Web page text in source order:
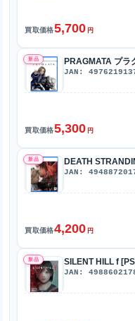
買取価格5,700 円
新品 PRAGMATA プラ
JAN:
買取価格5,300 円
新品 DEATH
JAN:
買取価格4,200 円
新品 SILENT HILL f
JAN: